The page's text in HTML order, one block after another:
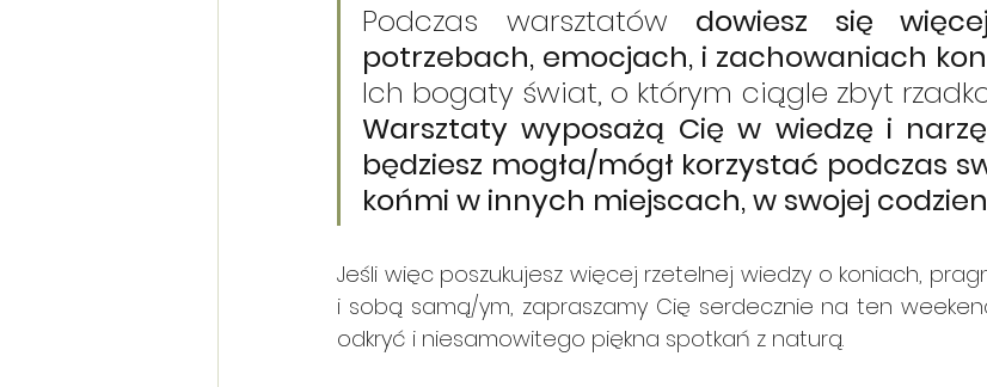
Podczas warsztatów dowiesz się
potrzebach, emocjach, i zachowaniach
Warsztaty wyposażą Cię w wiedzę i
będziesz mogła/mógł korzystać podczas
końmi w innych miejscach, w swojej
Jeśli więc poszukujesz więcej rzetelnej wiedzy o koniach,
i sobą samą/ym, zapraszamy Cię serdecznie na ten
odkryć i niesamowitego piękna spotkań z naturą.